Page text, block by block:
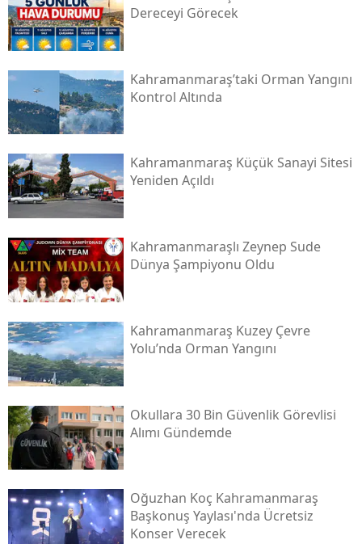
Dereceyi Görecek
Kahramanmaraş’taki Orman Yangını
Kontrol Altında
Kahramanmaraş Küçük Sanayi Sitesi
Yeniden Açıldı
Kahramanmaraşlı Zeynep Sude
Dünya Şampiyonu Oldu
Kahramanmaraş Kuzey Çevre
Yolu’nda Orman Yangını
Okullara 30 Bin Güvenlik Görevlisi
Alımı Gündemde
Oğuzhan Koç Kahramanmaraş
Başkonuş Yaylası'nda Ücretsiz
Konser Verecek